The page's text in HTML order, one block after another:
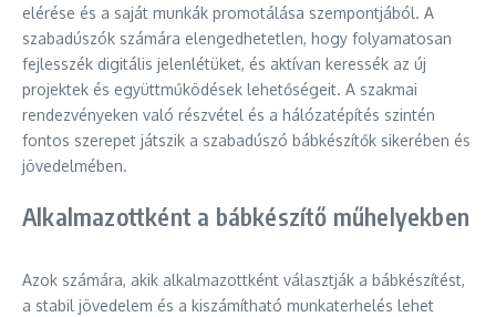
elérése és a saját munkák promotálása szempontjából. A
szabadúszók számára elengedhetetlen, hogy folyamatosan
fejlesszék digitális jelenlétüket, és aktívan keressék az új
projektek és együttműködések lehetőségeit. A szakmai
rendezvényeken való részvétel és a hálózatépítés szintén
fontos szerepet játszik a szabadúszó bábkészítők sikerében és
jövedelmében.
Alkalmazottként a bábkészítő műhelyekben
Azok számára, akik alkalmazottként választják a bábkészítést,
a stabil jövedelem és a kiszámítható munkaterhelés lehet